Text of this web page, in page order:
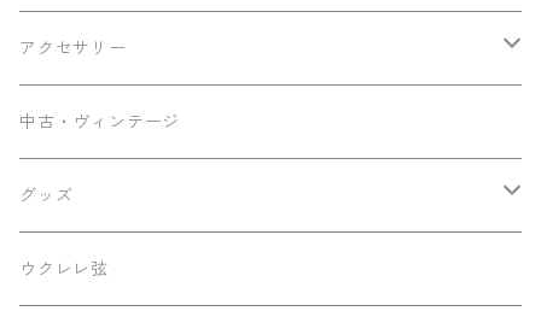
ミニテナー
Frayns
KOU ukulele
早瀬ギター工房
Luna
エンドピン追加
アクセサリー
メンテナンス用品
ケース
パーツ
中古・ヴィンテージ
グッズ
ステッカー
ウクレレ弦